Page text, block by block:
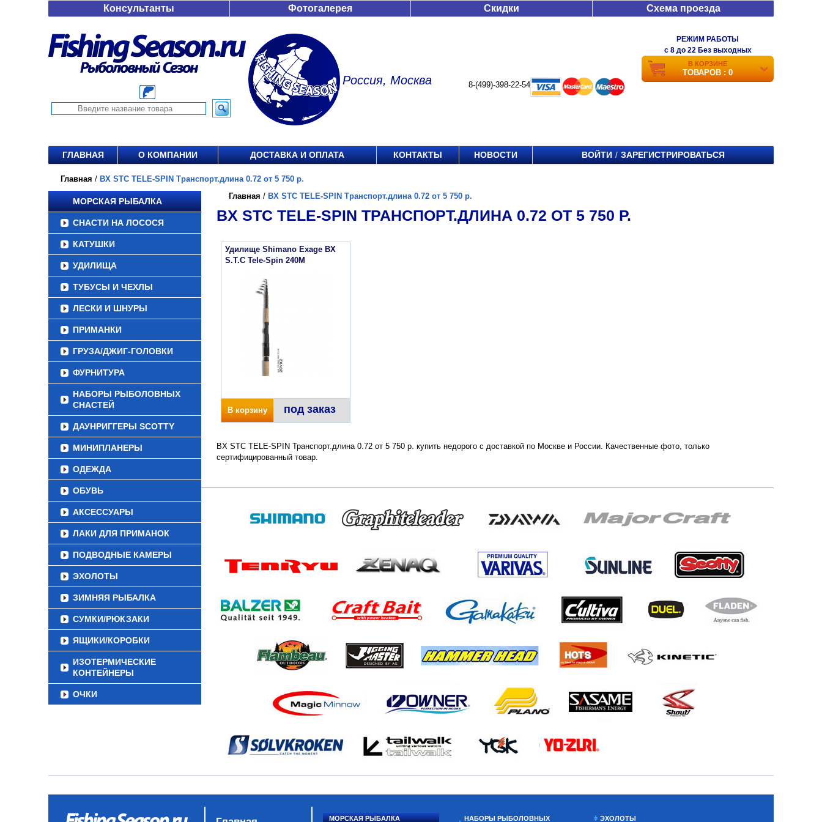
Консультанты Фотогалерея Скидки Схема проезда
Россия, Москва 8-(499)-398-22-54
РЕЖИМ РАБОТЫ
c 8 до 22 Без выходных
В КОРЗИНЕ
ТОВАРОВ : 0
ГЛАВНАЯ О КОМПАНИИ ДОСТАВКА И ОПЛАТА КОНТАКТЫ НОВОСТИ ВОЙТИ / ЗАРЕГИСТРИРОВАТЬСЯ
Главная / BX STC TELE-SPIN Транспорт.длина 0.72 от 5 750 р.
МОРСКАЯ РЫБАЛКА
СНАСТИ НА ЛОСОСЯ
КАТУШКИ
УДИЛИЩА
ТУБУСЫ И ЧЕХЛЫ
ЛЕСКИ И ШНУРЫ
ПРИМАНКИ
ГРУЗА/ДЖИГ-ГОЛОВКИ
ФУРНИТУРА
НАБОРЫ РЫБОЛОВНЫХ
СНАСТЕЙ
ДАУНРИГГЕРЫ SCOTTY
МИНИПЛАНЕРЫ
ОДЕЖДА
ОБУВЬ
АКСЕССУАРЫ
ЛАКИ ДЛЯ ПРИМАНОК
ПОДВОДНЫЕ КАМЕРЫ
ЭХОЛОТЫ
ЗИМНЯЯ РЫБАЛКА
СУМКИ/РЮКЗАКИ
ЯЩИКИ/КОРОБКИ
ИЗОТЕРМИЧЕСКИЕ
КОНТЕЙНЕРЫ
ОЧКИ
Главная / BX STC TELE-SPIN Транспорт.длина 0.72 от 5 750 р.
BX STC TELE-SPIN ТРАНСПОРТ.ДЛИНА 0.72 ОТ 5 750 Р.
Удилище Shimano Exage BX
S.T.C Tele-Spin 240M
В корзину под заказ
BX STC TELE-SPIN Транспорт.длина 0.72 от 5 750 р. купить недорого с доставкой по Москве и России. Качественные фото, только
сертифицированный товар.
МОРСКАЯ РЫБАЛКА НАБОРЫ РЫБОЛОВНЫХ ЭХОЛОТЫ